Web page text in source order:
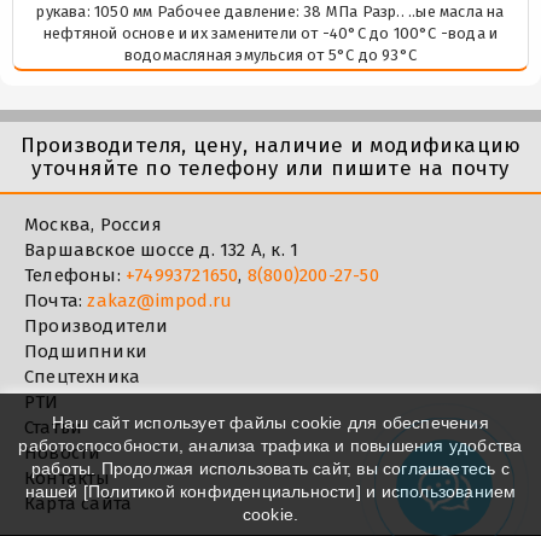
рукава: 1050 мм Рабочее давление: 38 МПа Разр.. ..ые масла на
нефтяной основе и их заменители от -40°C до 100°C -вода и
водомасляная эмульсия от 5°C до 93°C
Производителя, цену, наличие и модификацию
уточняйте по телефону или пишите на почту
Москва, Россия
Варшавское шоссе д. 132 А, к. 1
Телефоны: +74993721650, 8(800)200-27-50
Почта:zakaz@impod.ru
Производители
Подшипники
Спецтехника
РТИ
Статьи
Новости
Контакты
Карта сайта
Наш сайт использует файлы cookie для обеспечения
работоспособности, анализа трафика и повышения удобства
работы. Продолжая использовать сайт, вы соглашаетесь с
нашей [Политикой конфиденциальности] и использованием
cookie.